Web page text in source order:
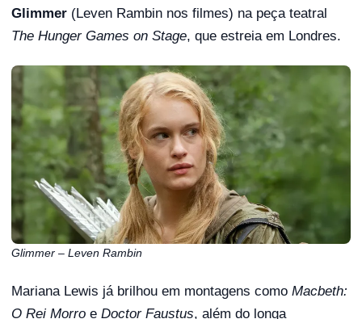
Glimmer (Leven Rambin nos filmes) na peça teatral
The Hunger Games on Stage, que estreia em Londres.
Glimmer – Leven Rambin
Mariana Lewis já brilhou em montagens como Macbeth:
O Rei Morro e Doctor Faustus, além do longa